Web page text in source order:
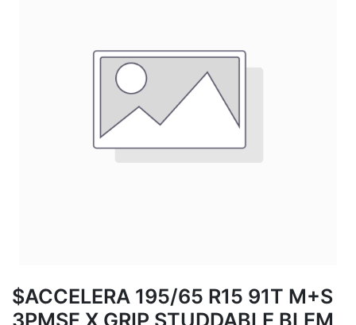
$ACCELERA 195/65 R15 91T M+S
3PMSF X GRIP STUDDABLE BLEM